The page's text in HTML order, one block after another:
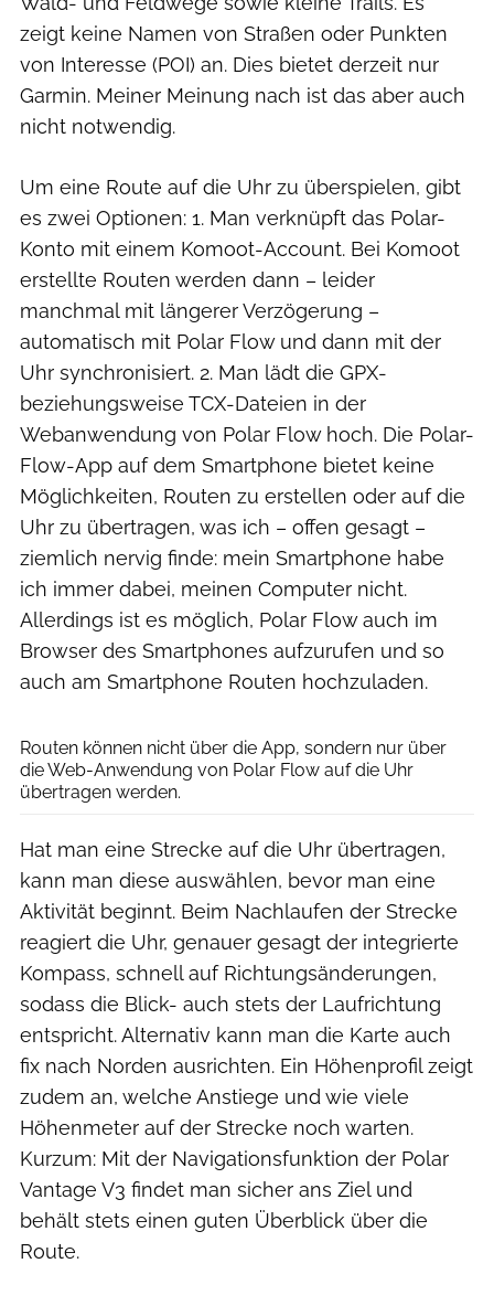
zeigt keine Namen von Straßen oder Punkten
von Interesse (POI) an. Dies bietet derzeit nur
Garmin. Meiner Meinung nach ist das aber auch
nicht notwendig.
Um eine Route auf die Uhr zu überspielen, gibt
es zwei Optionen: 1. Man verknüpft das Polar-
Konto mit einem Komoot-Account. Bei Komoot
erstellte Routen werden dann – leider
manchmal mit längerer Verzögerung –
automatisch mit Polar Flow und dann mit der
Uhr synchronisiert. 2. Man lädt die GPX-
beziehungsweise TCX-Dateien in der
Webanwendung von Polar Flow hoch. Die Polar-
Flow-App auf dem Smartphone bietet keine
Möglichkeiten, Routen zu erstellen oder auf die
Uhr zu übertragen, was ich – offen gesagt –
ziemlich nervig finde: mein Smartphone habe
ich immer dabei, meinen Computer nicht.
Allerdings ist es möglich, Polar Flow auch im
Browser des Smartphones aufzurufen und so
auch am Smartphone Routen hochzuladen.
Routen können nicht über die App, sondern nur über
die Web-Anwendung von Polar Flow auf die Uhr
übertragen werden.
Hat man eine Strecke auf die Uhr übertragen,
kann man diese auswählen, bevor man eine
Aktivität beginnt. Beim Nachlaufen der Strecke
reagiert die Uhr, genauer gesagt der integrierte
Kompass, schnell auf Richtungsänderungen,
sodass die Blick- auch stets der Laufrichtung
entspricht. Alternativ kann man die Karte auch
fix nach Norden ausrichten. Ein Höhenprofil zeigt
zudem an, welche Anstiege und wie viele
Höhenmeter auf der Strecke noch warten.
Kurzum: Mit der Navigationsfunktion der Polar
Vantage V3 findet man sicher ans Ziel und
behält stets einen guten Überblick über die
Route.